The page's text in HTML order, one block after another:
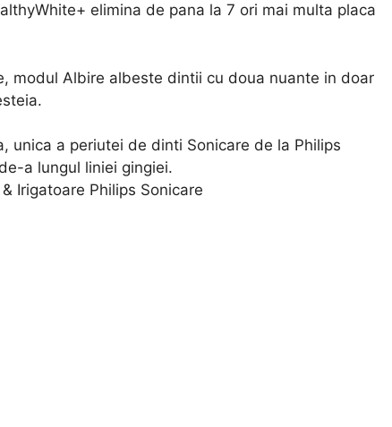
elimina de pana la 7 ori mai multa placa
modul Albire albeste dintii cu doua nuante in doar
unica a periutei de dinti Sonicare de la Philips
a lungul liniei gingiei.
Irigatoare Philips Sonicare